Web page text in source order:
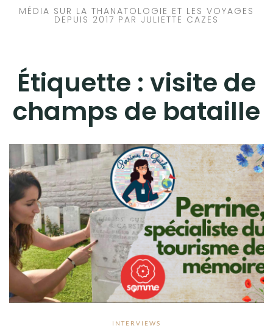
MÉDIA SUR LA THANATOLOGIE ET LES VOYAGES
DEPUIS 2017 PAR JULIETTE CAZES
Étiquette : visite de
champs de bataille
INTERVIEWS